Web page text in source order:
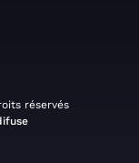
réservés